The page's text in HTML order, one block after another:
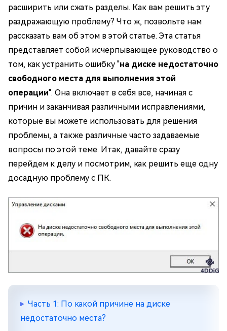
расширить или сжать разделы. Как вам решить эту
раздражающую проблему? Что ж, позвольте нам
рассказать вам об этом в этой статье. Эта статья
представляет собой исчерпывающее руководство о
том, как устранить ошибку "на диске недостаточно
свободного места для выполнения этой
операции". Она включает в себя все, начиная с
причин и заканчивая различными исправлениями,
которые вы можете использовать для решения
проблемы, а также различные часто задаваемые
вопросы по этой теме. Итак, давайте сразу
перейдем к делу и посмотрим, как решить еще одну
досадную проблему с ПК.
Часть 1: По какой причине на диске
недостаточно места?